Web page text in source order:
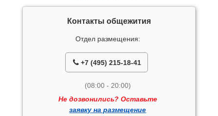
Контакты общежития
Отдел размещения:
+7 (495) 215-18-41
(08:00 - 20:00)
Не дозвонились? Оставьте
заявку на размещение